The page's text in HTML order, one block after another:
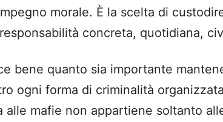
morale. È la scelta di
concreta, quotidiana,
bene quanto sia importante
ogni forma di criminalità
alle mafie non appartiene soltanto